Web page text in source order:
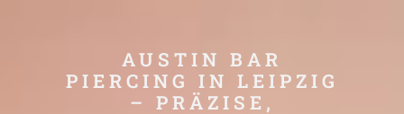
AUSTIN BAR
PIERCING IN LEIPZIG
– PRÄZISE,